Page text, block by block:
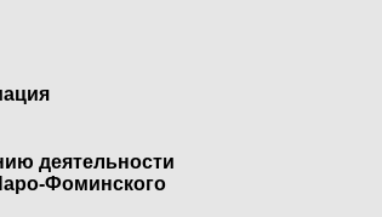
деятельности
Фоминского